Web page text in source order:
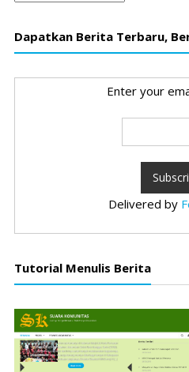
Dapatkan Berita Terbaru,
Enter your
Delivered by
Tutorial Menulis Berita